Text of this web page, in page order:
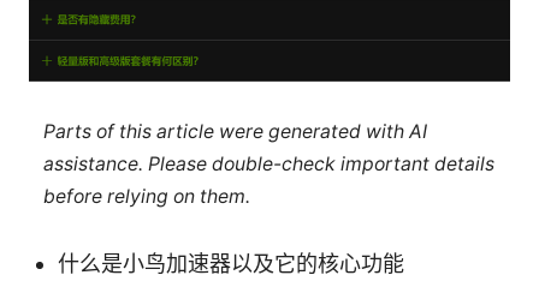
Parts of this article were generated with AI
assistance. Please double-check important details
before relying on them.
什么是小鸟加速器以及它的核心功能